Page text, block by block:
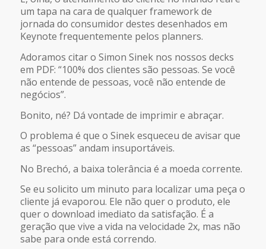
um tapa na cara de qualquer framework de
jornada do consumidor destes desenhados em
Keynote frequentemente pelos planners.
Adoramos citar o Simon Sinek nos nossos decks
em PDF: “100% dos clientes são pessoas. Se você
não entende de pessoas, você não entende de
negócios”.
Bonito, né? Dá vontade de imprimir e abraçar.
O problema é que o Sinek esqueceu de avisar que
as “pessoas” andam insuportáveis.
No Brechó, a baixa tolerância é a moeda corrente.
Se eu solicito um minuto para localizar uma peça o
cliente já evaporou. Ele não quer o produto, ele
quer o download imediato da satisfação. É a
geração que vive a vida na velocidade 2x, mas não
sabe para onde está correndo.